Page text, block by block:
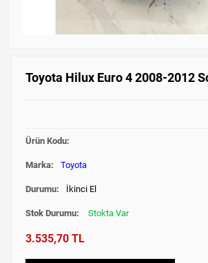
Toyota Hilux Euro 4 2008-2012
Ürün Kodu:
Marka: Toyota
Durumu: İkinci El
Stok Durumu: Stokta Var
3.535,70 TL